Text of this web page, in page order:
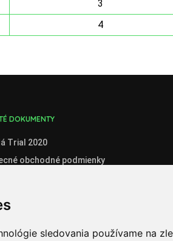
sledovania používame na
3
4
DOKUMENTY
Trial 2020
obchodné podmienky
prehlásenie administrátora klubového
prehlásenie organizátora súťaží